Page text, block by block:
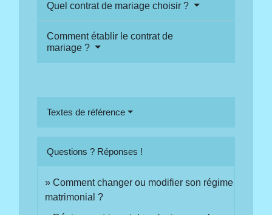
Quel contrat de mariage choisir ?
Comment établir le contrat de
mariage ?
Textes de référence
Questions ? Réponses !
Comment changer ou modifier son régime
matrimonial ?